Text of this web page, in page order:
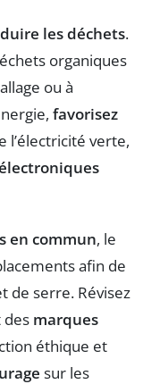
les déchets.
organiques
ou à
favorisez
l’électricité verte,
en commun, le
afin de
de serre. Révisez
des marques
éthique et
sur les